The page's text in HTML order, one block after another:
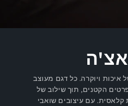
ויוקרה. כל דגם מעוצב
הקטנים, תוך שילוב של
קלאסית. עם עיצובים שואבי